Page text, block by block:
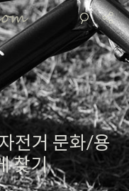
전거 문화/용
찾기